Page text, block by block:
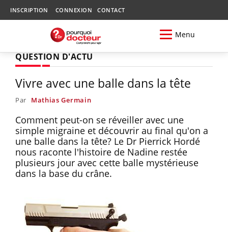
INSCRIPTION CONNEXION CONTACT
Menu
QUESTION D'ACTU
Vivre avec une balle dans la tête
Par Mathias Germain
Comment peut-on se réveiller avec une
simple migraine et découvrir au final qu'on a
une balle dans la tête? Le Dr Pierrick Hordé
nous raconte l'histoire de Nadine restée
plusieurs jour avec cette balle mystérieuse
dans la base du crâne.